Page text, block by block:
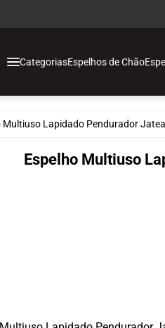
Categorias
Espelhos de Chão
Espelhos de Corpo
Espelhos Decorativos
OUTLET
Espelhos de Chão
Multiuso Lapidado Pendurador
Espelho Multiuso